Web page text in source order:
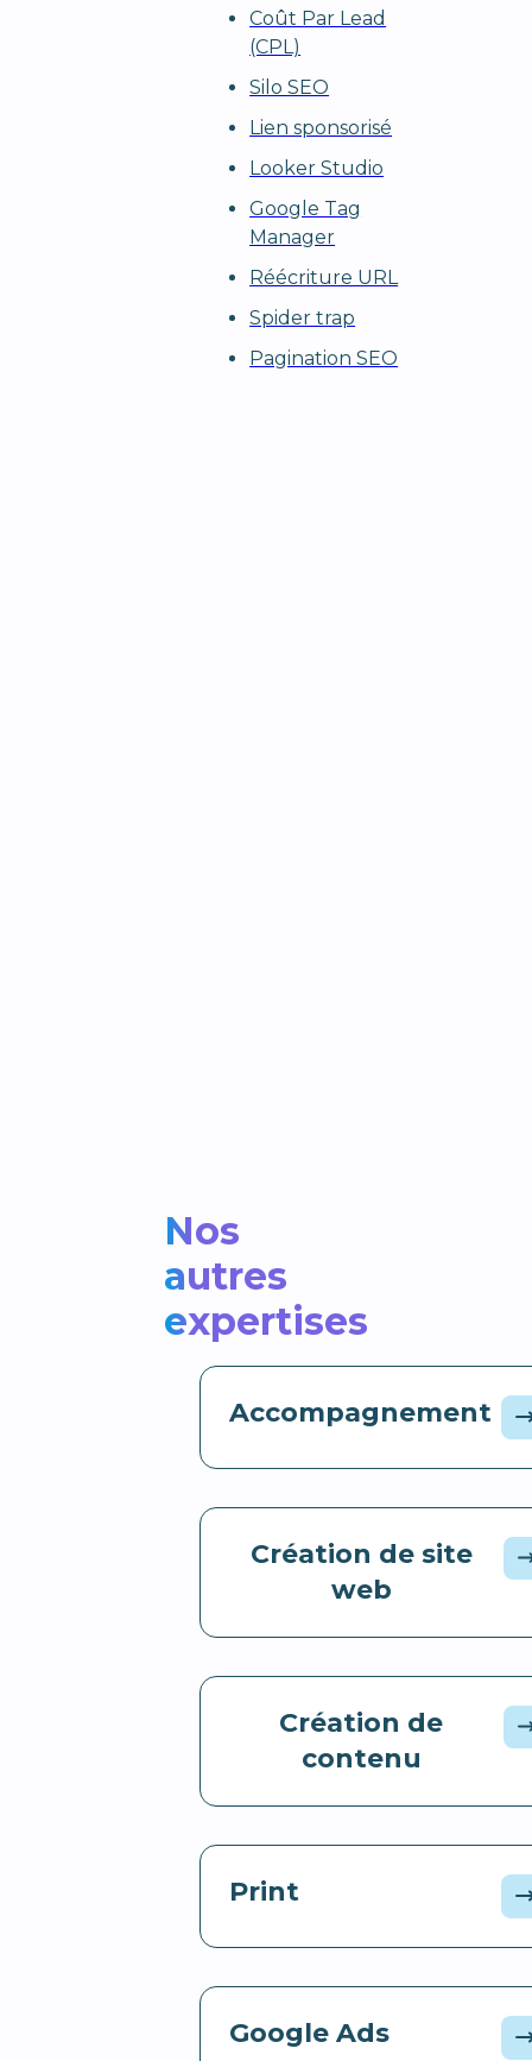
Coût Par Lead
(CPL)
Silo SEO
Lien sponsorisé
Looker Studio
Google Tag
Manager
Réécriture URL
Spider trap
Pagination SEO
Nos
autres
expertises
Accompagnement
Création de site
web
Création de
contenu
Print
Google Ads